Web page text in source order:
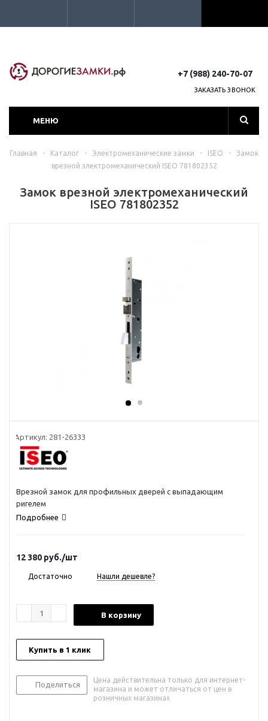
+7 (988) 240-70-07
ЗАКАЗАТЬ ЗВОНОК
МЕНЮ
Главная - Каталог - Электромеханические замки - ISEO -
Замок
врезной электромеханический ISEO 781802352
Замок врезной электромеханический
ISEO 781802352
Артикул: 281-26333
Врезной замок для профильных дверей с выпадающим
ригелем
Подробнее
12 380 руб./шт
Достаточно Нашли дешевле?
В корзину
Купить в 1 клик
Поделиться
Цена действительна только для интернет-
магазина и может отличаться от цен в
розничных магазинах